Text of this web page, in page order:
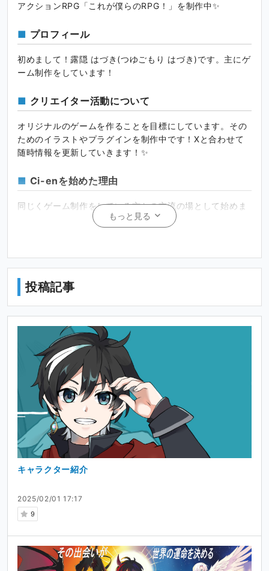
アクションRPG「これが僕らのRPG！」を制作中✨
プロフィール
初めまして！露隠 はづき(つゆごもり はづき)です。主にゲ
ーム制作をしています！
クリエイター活動について
オリジナルのゲームを作ることを目標にしています。その
ためのイラストやプラグインを制作中です！Xと合わせて
随時情報を更新していきます！✨
Ci-enを始めた理由
同じくゲーム制作をしている方との交流の場として始めま
した！何でもいいので、コメントお待ちしています！✨
今まで描いたイラストを、ここで紹介します！
イラストのラフや、Photoshopデータの公開
ゲーム制作もしくはプレイヤーの皆さまへ
ご興味を持たれましたら、ぜひ応援のコメント、ご支援い
ただけると嬉しいです！
もっと見る
投稿記事
2025/02/01 17:17
9
キャラクター紹介